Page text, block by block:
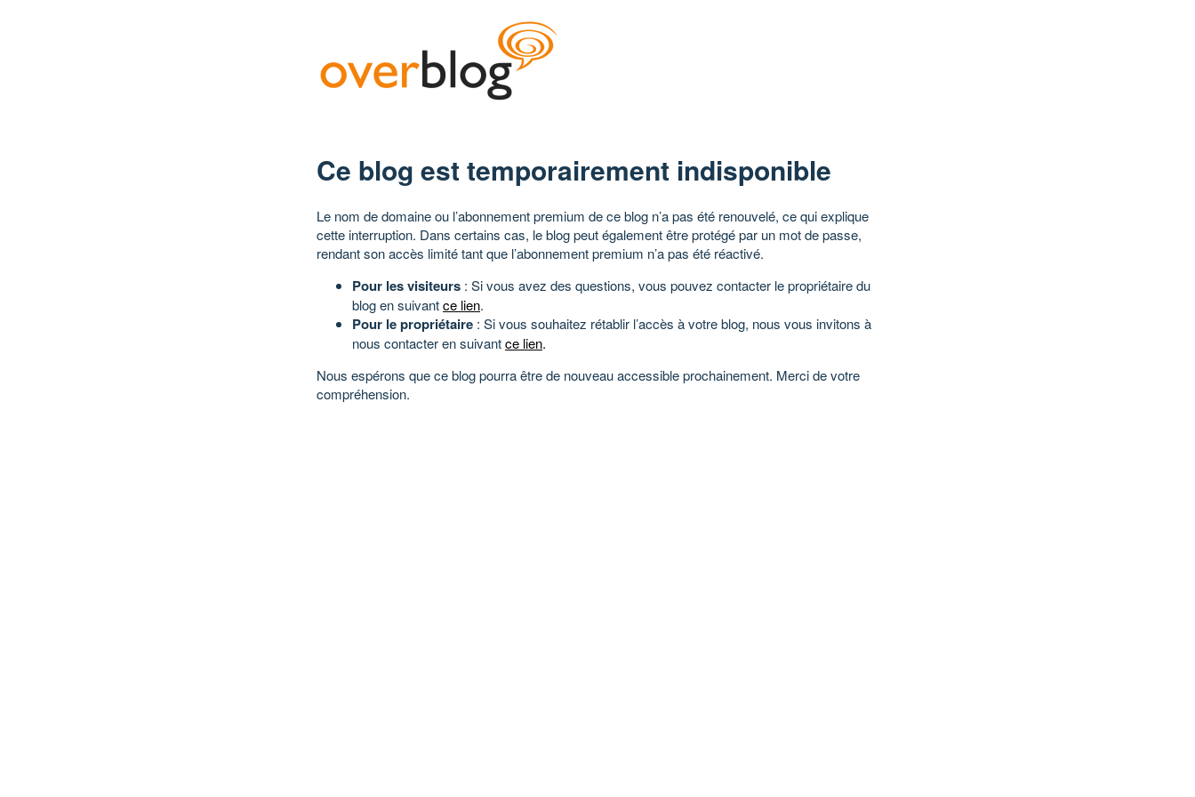
Ce blog est temporairement indisponible
Le nom de domaine ou l’abonnement premium de ce blog n’a pas été renouvelé, ce qui explique
cette interruption. Dans certains cas, le blog peut également être protégé par un mot de passe,
rendant son accès limité tant que l’abonnement premium n’a pas été réactivé.
Pour les visiteurs : Si vous avez des questions, vous pouvez contacter le propriétaire du
blog en suivantce lien.
Pour le propriétaire : Si vous souhaitez rétablir l’accès à votre blog, nous vous invitons à
nous contacter en suivantce lien.
Nous espérons que ce blog pourra être de nouveau accessible prochainement. Merci de votre
compréhension.